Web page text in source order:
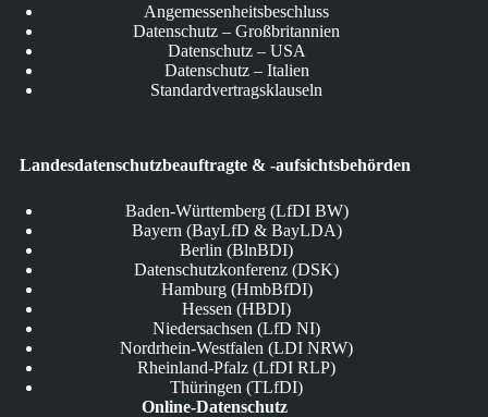
Angemessenheitsbeschluss
Datenschutz – Großbritannien
Datenschutz – USA
Datenschutz – Italien
Standardvertragsklauseln
Landesdatenschutzbeauftragte & -aufsichtsbehörden
Baden-Württemberg (LfDI BW)
Bayern (BayLfD & BayLDA)
Berlin (BlnBDI)
Datenschutzkonferenz (DSK)
Hamburg (HmbBfDI)
Hessen (HBDI)
Niedersachsen (LfD NI)
Nordrhein-Westfalen (LDI NRW)
Rheinland-Pfalz (LfDI RLP)
Thüringen (TLfDI)
Online-Datenschutz